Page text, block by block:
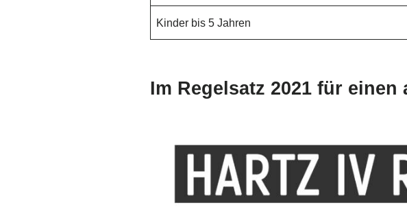
Kinder bis 5 Jahren
Im Regelsatz 2021 für